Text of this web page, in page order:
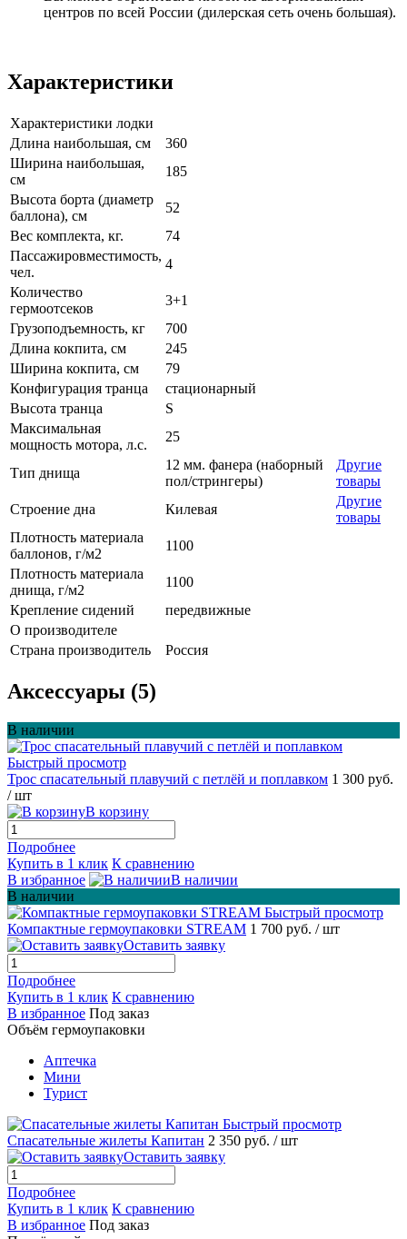
центров по всей России (дилерская сеть очень большая).
Характеристики
Характеристики лодки
Длина наибольшая, см
360
Ширина наибольшая,
см
185
Высота борта (диаметр
баллона), см
52
Вес комплекта, кг.
74
Пассажировместимость,
чел.
4
Количество
гермоотсеков
3+1
Грузоподъемность, кг
700
Длина кокпита, см
245
Ширина кокпита, см
79
Конфигурация транца
стационарный
Высота транца
S
Максимальная
мощность мотора, л.с.
25
Тип днища
12 мм. фанера (наборный
пол/стрингеры)
Другие
товары
Строение дна
Килевая
Другие
товары
Плотность материала
баллонов, г/м2
1100
Плотность материала
днища, г/м2
1100
Крепление сидений
передвижные
О производителе
Страна производитель
Россия
Аксессуары (5)
В наличии
Быстрый просмотр
Трос спасательный плавучий с петлёй и поплавком 1 300 руб.
/ шт
В корзину
Подробнее
Купить в 1 клик К сравнению
В избранное
В наличии
В наличии
Быстрый просмотр
Компактные гермоупаковки STREAM 1 700 руб. / шт
Оставить заявку
Подробнее
Купить в 1 клик К сравнению
В избранное Под заказ
Объём гермоупаковки
Аптечка
Мини
Турист
Быстрый просмотр
Спасательные жилеты Капитан 2 350 руб. / шт
Оставить заявку
Подробнее
Купить в 1 клик К сравнению
В избранное Под заказ